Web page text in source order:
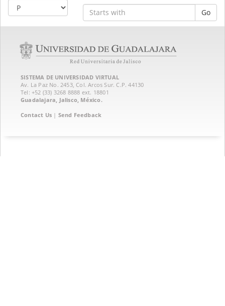
Go
SISTEMA DE UNIVERSIDAD VIRTUAL
Av. La Paz No. 2453, Col. Arcos Sur. C.P. 44130
Tel: +52 (33) 3268 8888‏ ext. 18801
Guadalajara, Jalisco, México.
Contact Us | Send Feedback